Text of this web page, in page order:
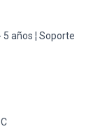
años ¦ Soporte